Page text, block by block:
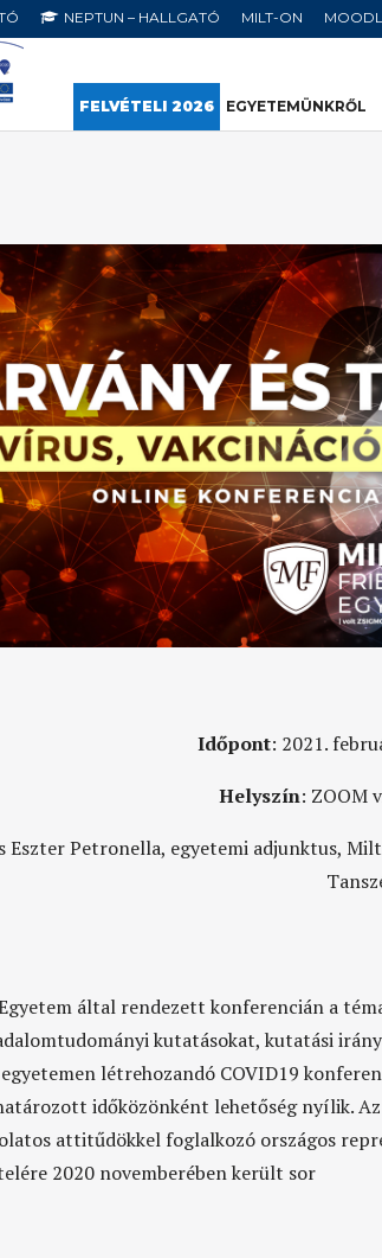
NEPTUN – HALLGATÓ MILT-ON
FELVÉTELI 2026 EGYETEMÜNKRŐL
Időpont: 2021.
Helyszín: ZOOM
Eszter Petronella, egyetemi adjunktus,
által rendezett konferencián a
kutatásokat, kutatási
létrehozandó COVID19
időközönként lehetőség nyílik.
attitűdökkel foglalkozó országos
2020 novemberében került sor